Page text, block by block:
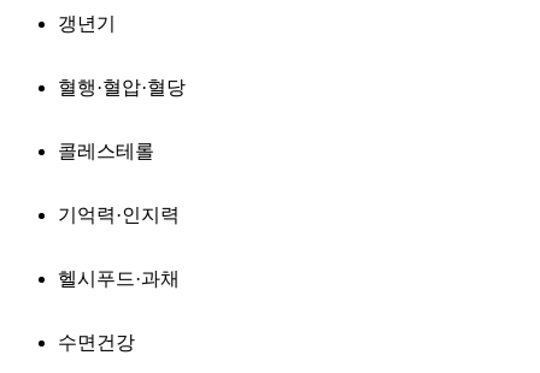
갱년기
혈행·혈압·혈당
콜레스테롤
기억력·인지력
헬시푸드·과채
수면건강